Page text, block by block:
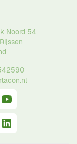
Noord 54
Rijssen